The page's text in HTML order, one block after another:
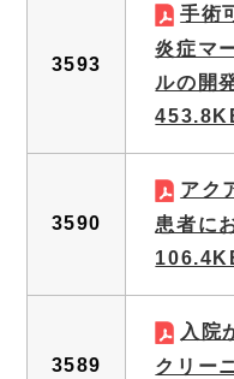
3593
手術
炎症マ
ルの開
3590
アク
患者に
3589
入院
クリー